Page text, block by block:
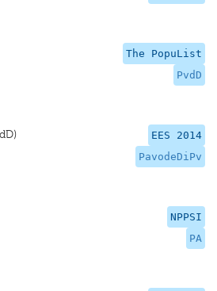
The PopuList
PvdD
EES 2014
PavodeDiPv
NPPSI
PA